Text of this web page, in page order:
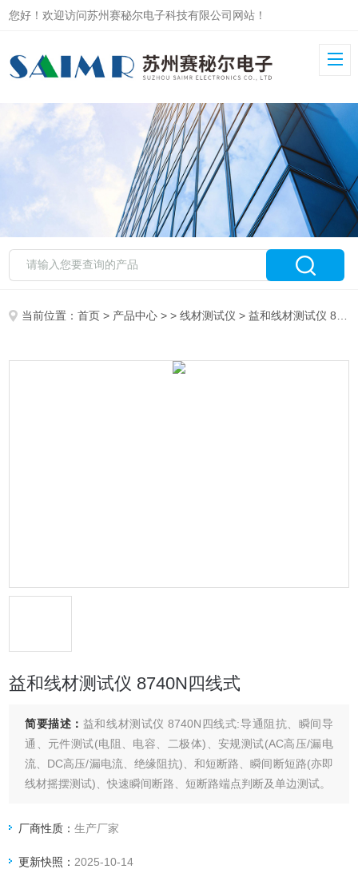
您好！欢迎访问苏州赛秘尔电子科技有限公司网站！
当前位置：首页 > 产品中心 > >线材测试仪 > 益和线材测试仪 8740N四线式
益和线材测试仪 8740N四线式
简要描述： 益和线材测试仪 8740N四线式:导通阻抗、瞬间导
通、元件测试(电阻、电容、二极体)、安规测试(AC高压/漏电
流、DC高压/漏电流、绝缘阻抗)、和短断路、瞬间断短路(亦即
线材摇摆测试)、快速瞬间断路、短断路端点判断及单边测试。
厂商性质：生产厂家
更新快照： 2025-10-14